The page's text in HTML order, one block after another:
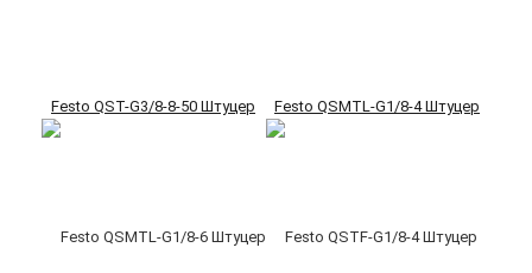
Festo QST-G3/8-8-50 Штуцер Festo QSMTL-G1/8-4 Штуцер